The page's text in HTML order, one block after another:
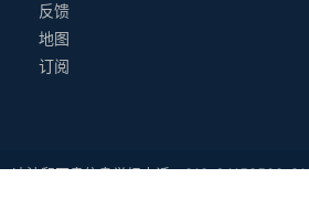
反馈
地图
订阅
违法和不良信息举报电话：010-64158500-